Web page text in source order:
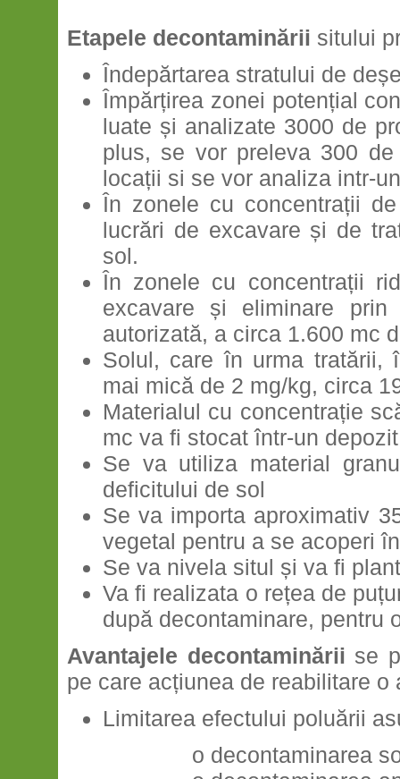
Etapele decontaminării sitului
Îndepărtarea stratului de
Împărțirea zonei potențial
luate și analizate 3000 de
plus, se vor preleva 300
locații si se vor analiza intr-
În zonele cu concentrații
lucrări de excavare și de
sol.
În zonele cu concentrații
excavare și eliminare
autorizată, a circa 1.600 mc
Solul, care în urma tratării,
mai mică de 2 mg/kg, circa
Materialul cu concentrație
mc va fi stocat într-un
Se va utiliza material
deficitului de sol
Se va importa aproximativ
vegetal pentru a se acoperi
Se va nivela situl și va fi
Va fi realizata o rețea de
după decontaminare, pentru
Avantajele decontaminării se
pe care acțiunea de reabilitare
Limitarea efectului poluării
o decontaminarea